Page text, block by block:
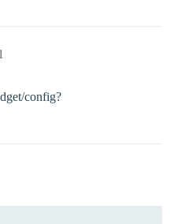
config?